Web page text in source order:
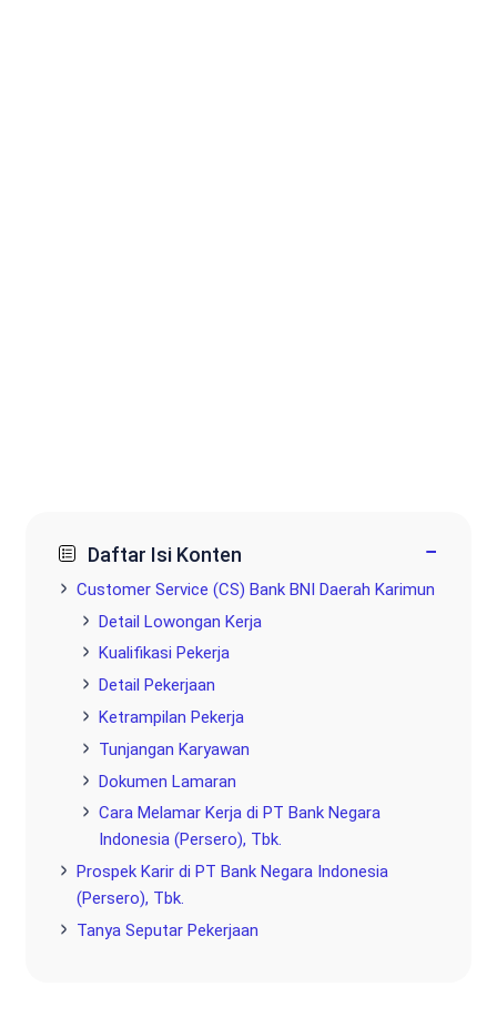
Daftar Isi Konten −
Customer Service (CS) Bank BNI Daerah Karimun
Detail Lowongan Kerja
Kualifikasi Pekerja
Detail Pekerjaan
Ketrampilan Pekerja
Tunjangan Karyawan
Dokumen Lamaran
Cara Melamar Kerja di PT Bank Negara
Indonesia (Persero), Tbk.
Prospek Karir di PT Bank Negara Indonesia
(Persero), Tbk.
Tanya Seputar Pekerjaan